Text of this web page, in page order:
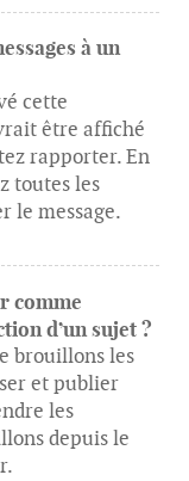
à un
cette
être affiché
rapporter. En
toutes les
le message.
comme
d’un sujet ?
brouillons les
et publier
les
depuis le